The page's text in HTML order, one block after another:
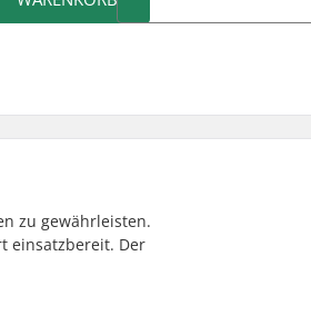
zu gewährleisten.
einsatzbereit. Der